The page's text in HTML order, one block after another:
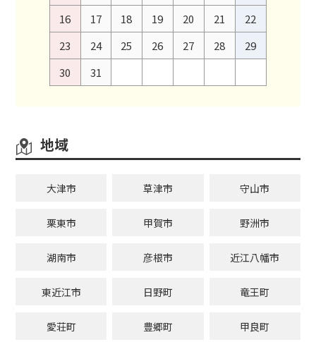
16
17 18 19 20 21
22
23
24 25 26 27 28
29
30
31
地域
大津市 草津市 守山市
栗東市 甲賀市 野洲市
湖南市 彦根市 近江八幡市
東近江市 日野町 竜王町
愛荘町 豊郷町 甲良町